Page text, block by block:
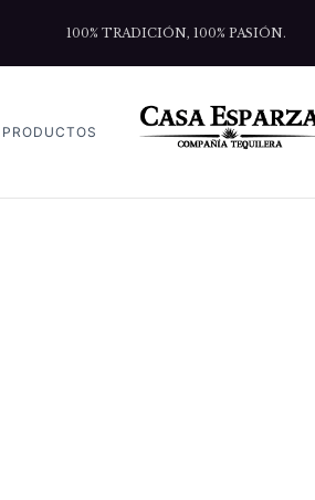
100% TRADICIÓN, 100% PASIÓN.
PRODUCTOS